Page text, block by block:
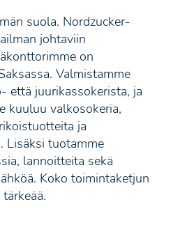
suola. Nordzucker-
johtaviin
on
Valmistamme
että juurikassokerista, ja
kuuluu valkosokeria,
ja
Lisäksi tuotamme
lannoitteita sekä
Koko toimintaketjun